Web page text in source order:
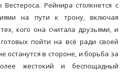
Рейнира столкнется с
на пути к трону, включая
кого она считала друзьями, и
пойти на всё ради своей
останутся в стороне, и борьба за
жестокий и беспощадный